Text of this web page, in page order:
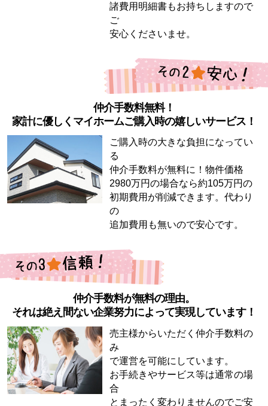
諸費用明細書もお持ちしますので
ご
安心くださいませ。
仲介手数料無料！
家計に優しくマイホームご購入時の嬉しいサービス！
ご購入時の大きな負担になってい
る
仲介手数料が無料に！物件価格
2980万円の場合なら約105万円の
初期費用が削減できます。代わり
の
追加費用も無いので安心です。
仲介手数料が無料の理由。
それは絶え間ない企業努力によって実現しています！
売主様からいただく仲介手数料の
み
で運営を可能にしています。
お手続きやサービス等は通常の場
合
とまったく変わりませんのでご安